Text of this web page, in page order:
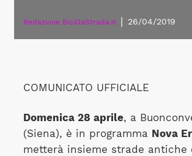
Redazione BiciDaStrada.it 26/04/2019
COMUNICATO UFFICIALE
Domenica 28 aprile, a
(Siena), è in programma Nova
metterà insieme strade antiche